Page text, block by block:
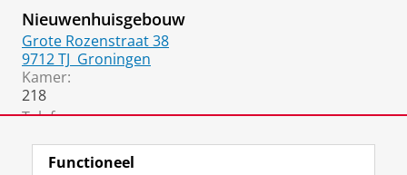
Nieuwenhuisgebouw
Grote Rozenstraat 38
9712 TJ Groningen
Kamer:
218
Telefoon:
Functioneel